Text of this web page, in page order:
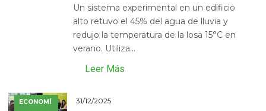
Un sistema experimental en un edificio
alto retuvo el 45% del agua de lluvia y
redujo la temperatura de la losa 15°C en
verano. Utiliza...
Leer Más
ECONOMÍ
31/12/2025